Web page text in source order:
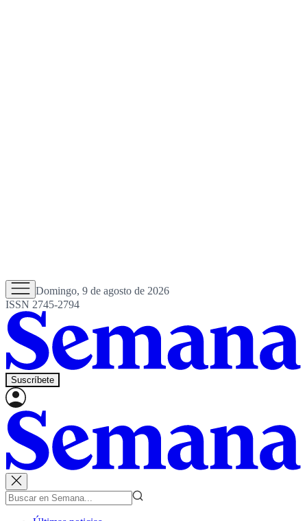
Domingo, 9 de agosto de 2026
ISSN 2745-2794
Suscríbete